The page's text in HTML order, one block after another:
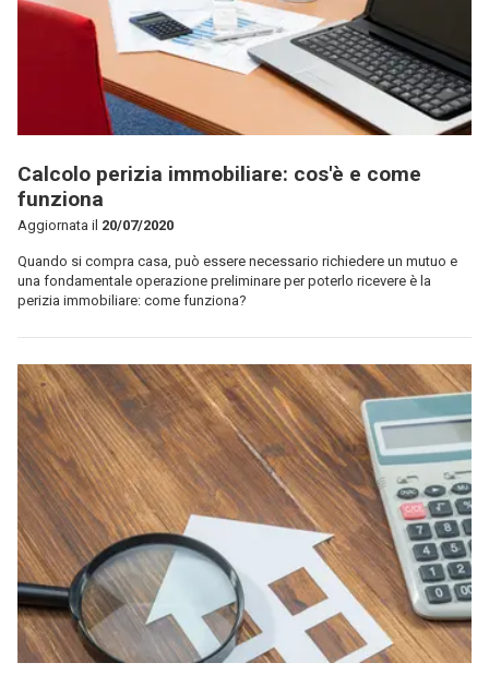
Calcolo perizia immobiliare: cos'è e come
funziona
Aggiornata il 20/07/2020
Quando si compra casa, può essere necessario richiedere un mutuo e
una fondamentale operazione preliminare per poterlo ricevere è la
perizia immobiliare: come funziona?